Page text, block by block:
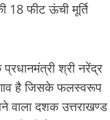
18 फीट ऊंची मूर्ति
श्री नरेंद्र
है जिसके फलस्वरूप
वाला दशक उत्तराखण्ड